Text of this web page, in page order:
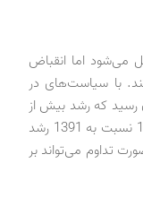
می‌شود اما انقباض
با سیاست‌های در
امسال به 617 هزار و 950 میلیارد تومان رسید که رشد بیش از
30‌درصدی را نسبت به ماه مشابه سال قبل نشان می‌دهد. این رقم در خرداد 1392 نسبت به 1391 رشد
تداوم می‌تواند بر